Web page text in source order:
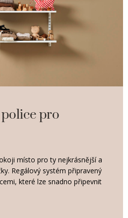
pro
místo pro ty nejkrásnější a
Regálový systém připravený
které lze snadno připevnit